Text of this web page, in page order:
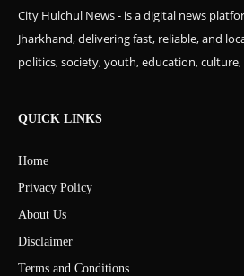
City Hulchul News - is a digital news
Jharkhand, delivering fast, reliable, and
politics, society, youth, education,
QUICK LINKS
Home
Privacy Policy
About Us
Disclaimer
Terms and Conditions